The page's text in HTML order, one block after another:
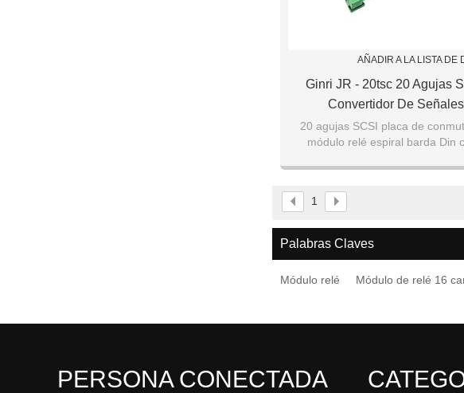
AÑADIR A LA LISTA DE
Ginri JR - 20tsc 20 Agujas
Convertidor De Señales
20 agujas SCSI placa de
módulo relé espiral barda Din
1
Palabras Claves
Módulo relé Módulo de relé 16
PERSONA CONECTADA